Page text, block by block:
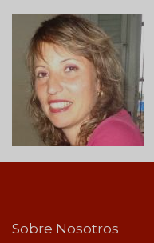
Sobre Nosotros